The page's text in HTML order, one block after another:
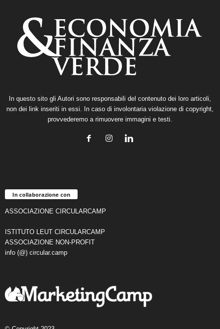
In questo sito gli Autori sono responsabili del contenuto dei loro articoli,
non dei link inseriti in essi. In caso di involontaria violazione di copyright,
provvederemo a rimuovere immagini e testi.
In collaborazione con
ASSOCIAZIONE CIRCULARCAMP
ISTITUTO LEUT CIRCULARCAMP
ASSOCIAZIONE NON-PROFIT
info (@) circular.camp